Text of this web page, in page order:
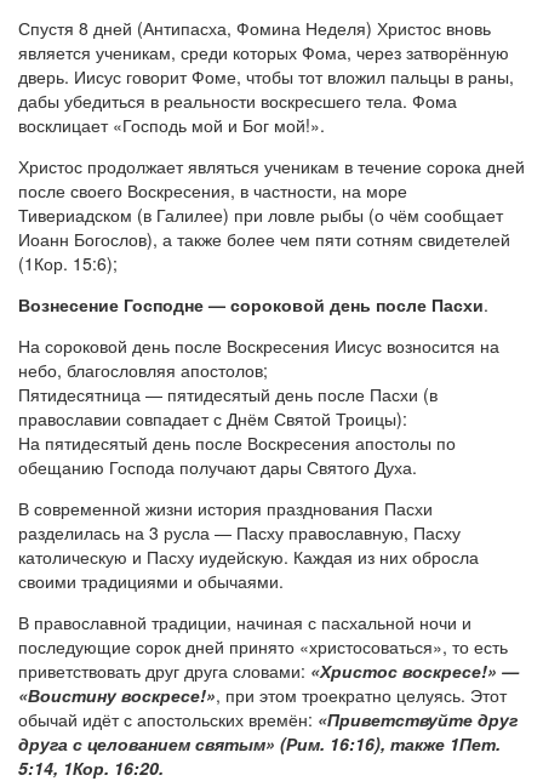
Спустя 8 дней (Антипасха, Фомина Неделя) Христос вновь
является ученикам, среди которых Фома, через затворённую
дверь. Иисус говорит Фоме, чтобы тот вложил пальцы в раны,
дабы убедиться в реальности воскресшего тела. Фома
восклицает «Господь мой и Бог мой!».
Христос продолжает являться ученикам в течение сорока дней
после своего Воскресения, в частности, на море
Тивериадском (в Галилее) при ловле рыбы (о чём сообщает
Иоанн Богослов), а также более чем пяти сотням свидетелей
(1Кор. 15:6);
Вознесение Господне — сороковой день после Пасхи.
На сороковой день после Воскресения Иисус возносится на
небо, благословляя апостолов;
Пятидесятница — пятидесятый день после Пасхи (в
православии совпадает с Днём Святой Троицы):
На пятидесятый день после Воскресения апостолы по
обещанию Господа получают дары Святого Духа.
В современной жизни история празднования Пасхи
разделилась на 3 русла — Пасху православную, Пасху
католическую и Пасху иудейскую. Каждая из них обросла
своими традициями и обычаями.
В православной традиции, начиная с пасхальной ночи и
последующие сорок дней принято «христосоваться», то есть
приветствовать друг друга словами: «Христос воскресе!» —
«Воистину воскресе!», при этом троекратно целуясь. Этот
обычай идёт с апостольских времён: «Приветствуйте друг
друга с целованием святым» (Рим. 16:16), также 1Пет.
5:14, 1Кор. 16:20.